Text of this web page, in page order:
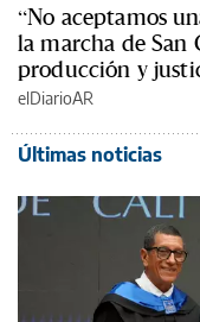
“No aceptamos
la marcha de San
producción y
elDiarioAR
Últimas noticias